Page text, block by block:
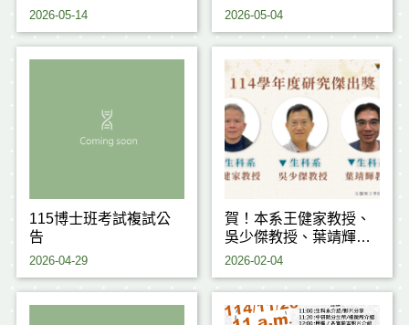
意事項
2026-05-14
(115.05.05)
2026-05-04
115博士班考試複試公
告
2026-04-29
賀！本系王健家教授、
吳少傑教授、葉靖輝教
授 榮獲 114學年度研究
2026-02-04